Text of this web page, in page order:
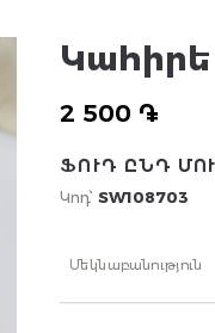
2 500 ֏
ՖՈՒԴ ԸՆԴ
Կոդ՝ SW108703
Մեկնաբանություն